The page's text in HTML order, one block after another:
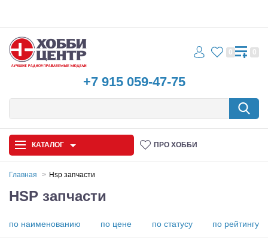
+7 915 059-47-75
0 0
КАТАЛОГ ПРО ХОББИ
Автомодели
Запчасти и аксессуары
Главная Hsp запчасти
HSP запчасти
по наименованию по цене по статусу по рейтингу